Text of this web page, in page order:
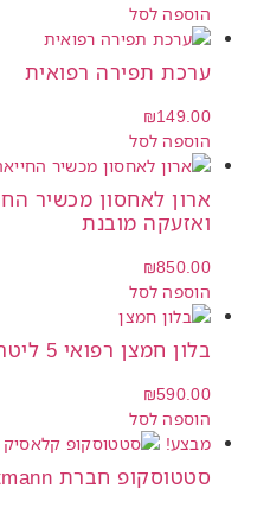
הוספה לסל
ערכת תפירה רפואית
₪149.00
הוספה לסל
ארון לאחסון מכשיר
ואזעקה מובנת
₪850.00
הוספה לסל
בלון חמצן רפואי 5 ליטר
₪590.00
הוספה לסל
מבצע!
סטטוסקופ חברת Littmann קלאסיק 3M